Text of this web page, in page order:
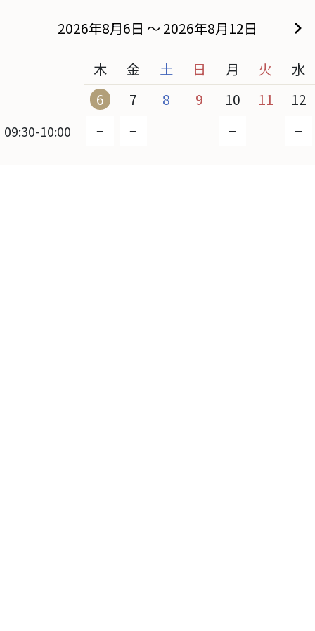
2026年8月6日 〜 2026年8月12日
木 金 土 日 月 火
水
6
7 8 9 10 11 12
09:30-10:00 − − − −